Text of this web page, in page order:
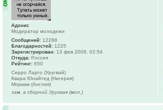
Адонис
Модератор молодежи
Сообщений: 12288
Благодарностей: 1225
Зарегистрирован: 13 фев 2008, 02:54
Откуда: Россия
Рейтинг: 650
Серро Ларго (Уругвай)
Квара Юнайтед (Нигерия)
Моркам (Англия)
зам. в сборной Уругвая (мол.)